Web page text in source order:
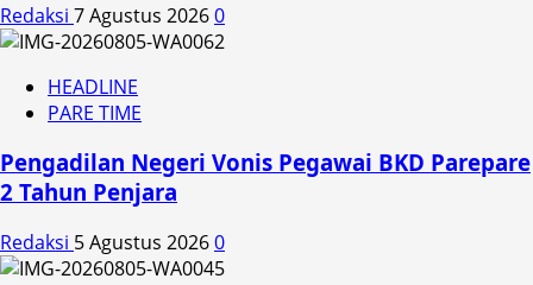
Redaksi 7 Agustus 20260
HEADLINE
PARE TIME
Pengadilan Negeri Vonis Pegawai BKD Parepare
2 Tahun Penjara
Redaksi 5 Agustus 20260